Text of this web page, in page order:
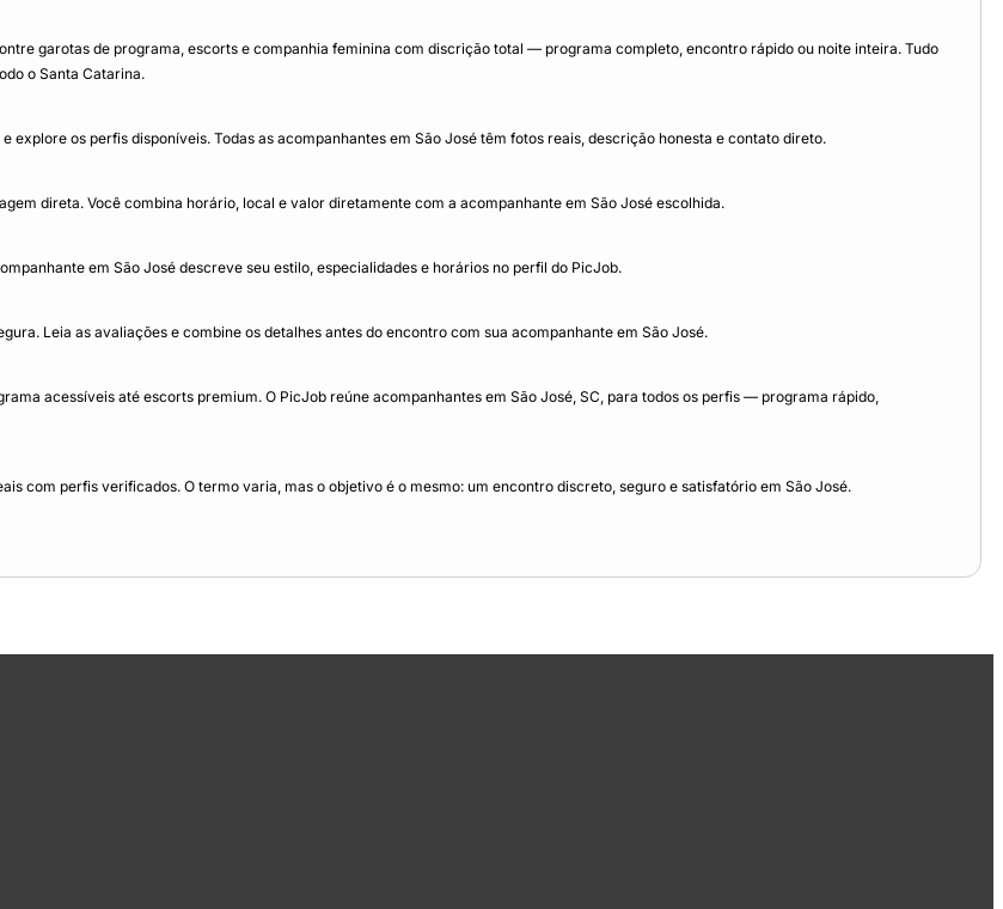
garotas de programa, escorts e companhia feminina com discrição total — programa completo, encontro rápido ou noite inteira. Tudo
o Santa Catarina.
os perfis disponíveis. Todas as acompanhantes em São José têm fotos reais, descrição honesta e contato direto.
direta. Você combina horário, local e valor diretamente com a acompanhante em São José escolhida.
em São José descreve seu estilo, especialidades e horários no perfil do PicJob.
Leia as avaliações e combine os detalhes antes do encontro com sua acompanhante em São José.
acessíveis até escorts premium. O PicJob reúne acompanhantes em São José, SC, para todos os perfis — programa rápido,
com perfis verificados. O termo varia, mas o objetivo é o mesmo: um encontro discreto, seguro e satisfatório em São José.